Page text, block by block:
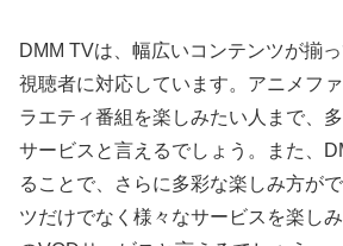
DMM TVは、幅広いコンテンツが揃
視聴者に対応しています。アニメフ
ラエティ番組を楽しみたい人まで、
サービスと言えるでしょう。また、
ることで、さらに多彩な楽しみ方が
ツだけでなく様々なサービスを楽し